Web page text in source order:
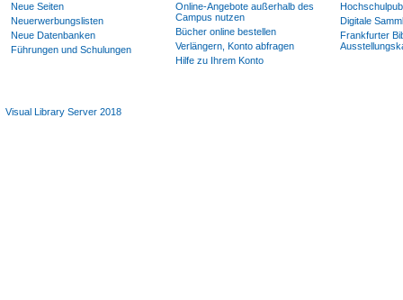
Neue Seiten
Neuerwerbungslisten
Neue Datenbanken
Führungen und Schulungen
Online-Angebote außerhalb des
Campus nutzen
Bücher online bestellen
Verlängern, Konto abfragen
Hilfe zu Ihrem Konto
Digitale
Frankfurter
Visual Library Server 2018